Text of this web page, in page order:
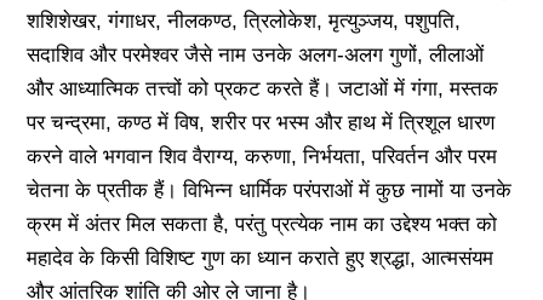
शशिशेखर, गंगाधर, नीलकण्ठ, त्रिलोकेश, मृत्युञ्जय, पशुपति,
सदाशिव और परमेश्वर जैसे नाम उनके अलग-अलग गुणों, लीलाओं
और आध्यात्मिक तत्त्वों को प्रकट करते हैं। जटाओं में गंगा, मस्तक
पर चन्द्रमा, कण्ठ में विष, शरीर पर भस्म और हाथ में त्रिशूल धारण
करने वाले भगवान शिव वैराग्य, करुणा, निर्भयता, परिवर्तन और परम
चेतना के प्रतीक हैं। विभिन्न धार्मिक परंपराओं में कुछ नामों या उनके
क्रम में अंतर मिल सकता है, परंतु प्रत्येक नाम का उद्देश्य भक्त को
महादेव के किसी विशिष्ट गुण का ध्यान कराते हुए श्रद्धा, आत्मसंयम
और आंतरिक शांति की ओर ले जाना है।